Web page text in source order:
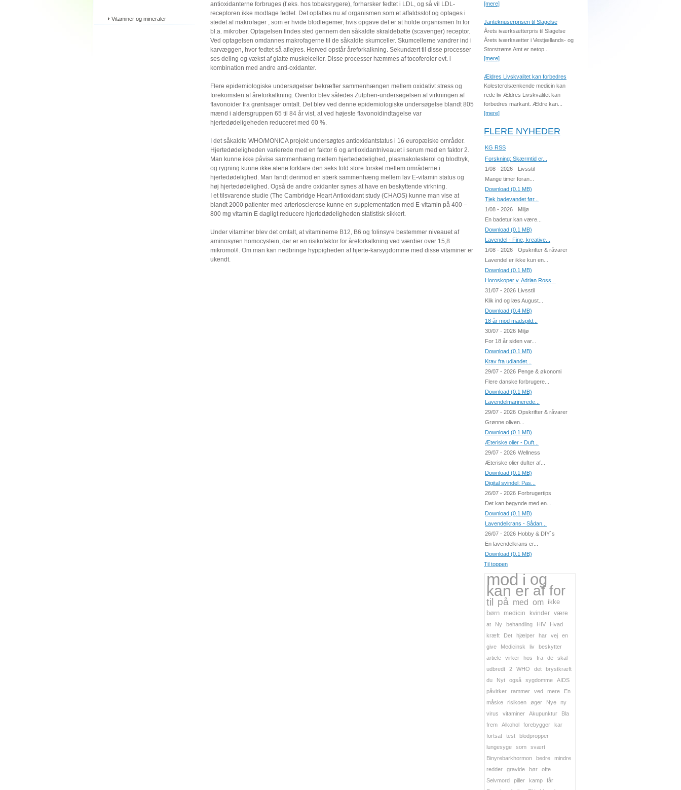
Vitaminer og mineraler
antioxidanterne forbruges (f.eks. hos tobaksrygere), forharsker fedtet i LDL, og så vil LDL-
receptoren ikke modtage fedtet. Det opfattes nu af organismen som et affaldsstof og optages i
stedet af makrofager , som er hvide blodlegemer, hvis opgave det er at holde organismen fri for
bl.a. mikrober. Optagelsen findes sted gennem den såkaldte skraldebøtte (scavenger) receptor.
Ved optagelsen omdannes makrofagerne til de såkaldte skumceller. Skumcellerne vandrer ind i
karvæggen, hvor fedtet så aflejres. Herved opstår åreforkalkning. Sekundært til disse processer
ses deling og vækst af glatte muskelceller. Disse processer hæmmes af tocoferoler evt. i
kombination med andre anti-oxidanter.
Flere epidemiologiske undersøgelser bekræfter sammenhængen mellem oxidativt stress og
forekomsten af åreforkalkning. Ovenfor blev således Zutphen-undersøgelsen af virkningen af
flavonoider fra grøntsager omtalt. Det blev ved denne epidemiologiske undersøgelse blandt 805
mænd i aldersgruppen 65 til 84 år vist, at ved højeste flavonoidindtagelse var
hjertedødeligeheden reduceret med 60 %.
I det såkaldte WHO/MONICA projekt undersøgtes antioxidantstatus i 16 europæiske områder.
Hjertedødeligheden varierede med en faktor 6 og antioxidantniveauet i serum med en faktor 2.
Man kunne ikke påvise sammenhæng mellem hjertedødelighed, plasmakolesterol og blodtryk,
og rygning kunne ikke alene forklare den seks fold store forskel mellem områderne i
hjertedødelighed. Man fandt derimod en stærk sammenhæng mellem lav E-vitamin status og
høj hjertedødelighed. Også de andre oxidanter synes at have en beskyttende virkning.
I et tilsvarende studie (The Cambridge Heart Antioxidant study (CHAOS) kunne man vise at
blandt 2000 patienter med arteriosclerose kunne en supplementation med E-vitamin på 400 –
800 mg vitamin E dagligt reducere hjertedødeligheden statistisk sikkert.
Under vitaminer blev det omtalt, at vitaminerne B12, B6 og folinsyre bestemmer niveauet af
aminosyren homocystein, der er en risikofaktor for åreforkalkning ved værdier over 15,8
mikromol/l. Om man kan nedbringe hyppigheden af hjerte-karsygdomme med disse vitaminer er
ukendt.
[mere]
Janteknuserprisen til Slagelse
Årets iværksætterpris til Slagelse
Årets iværksætter i Vestjællands- og
Storstrøms Amt er netop...
[mere]
Ældres Livskvalitet kan forbedres
Kolesterolsænkende medicin kan
rede liv Ældres Livskvalitet kan
forbedres markant. Ældre kan...
[mere]
FLERE NYHEDER
KG RSS
Forskning: Skærmtid er...
1/08 - 2026
Livsstil
Mange timer foran...
Download (0.1 MB)
Tjek badevandet før...
1/08 - 2026
Miljø
En badetur kan være...
Download (0.1 MB)
Lavendel - Fine, kreative...
1/08 - 2026
Opskrifter & råvarer
Lavendel er ikke kun en...
Download (0.1 MB)
Horoskoper v. Adrian Ross...
31/07 - 2026 Livsstil
Klik ind og læs August...
Download (0.4 MB)
18 år mod madspild...
30/07 - 2026 Miljø
For 18 år siden var...
Download (0.1 MB)
Krav fra udlandet...
29/07 - 2026 Penge & økonomi
Flere danske forbrugere...
Download (0.1 MB)
Lavendelmarinerede...
29/07 - 2026 Opskrifter & råvarer
Grønne oliven...
Download (0.1 MB)
Æteriske olier - Duft...
29/07 - 2026 Wellness
Æteriske olier dufter af...
Download (0.1 MB)
Digital svindel: Pas...
26/07 - 2026 Forbrugertips
Det kan begynde med en...
Download (0.1 MB)
Lavendelkrans - Sådan...
26/07 - 2026 Hobby & DIY´s
En lavendelkrans er...
Download (0.1 MB)
Til toppen
mod i og
kan er af for
til på med om ikke
børn
medicin kvinder
være
at
Ny behandling HIV
Hvad
kræft
Det hjælper har vej
en
give
Medicinsk liv
beskytter
article
virker hos fra de
skal
udbredt
2 WHO det
brystkræft
du
Nyt også sygdomme
AIDS
påvirker
rammer ved mere
En
måske
risikoen øger Nye
ny
virus
vitaminer Akupunktur
Bla
frem
Alkohol forebygger
kar
fortsat
test
blodpropper
lungesyge
som
svært
Binyrebarkhormon
bedre
mindre
redder
gravide bør
ofte
Selvmord
piller kamp
får